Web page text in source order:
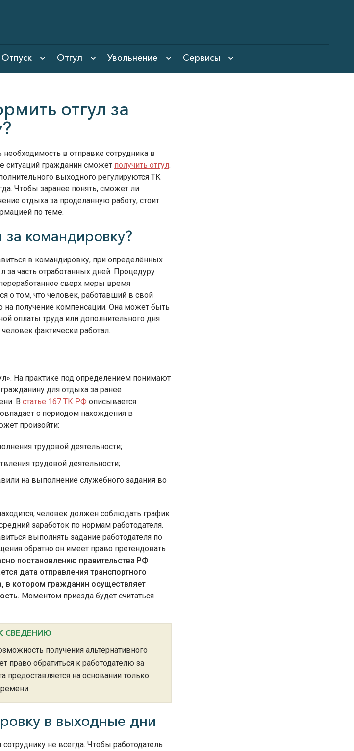
Отпуск Отгул Увольнение Сервисы
отгул за
в отправке сотрудника в
ситуаций гражданин сможет получить отгул.
выходного регулируются ТК
Чтобы заранее понять, сможет ли
отдыха за проделанную работу, стоит
по теме.
командировку?
в командировку, при определённых
за часть отработанных дней. Процедуру
сверх меры время
о том, что человек, работавший в свой
получение компенсации. Она может быть
оплаты труда или дополнительного дня
фактически работал.
На практике под определением понимают
для отдыха за ранее
В статье 167 ТК РФ описывается
с периодом нахождения в
произойти:
трудовой деятельности;
трудовой деятельности;
на выполнение служебного задания во
человек должен соблюдать график
заработок по нормам работодателя.
выполнять задание работодателя по
обратно он имеет право претендовать
постановлению правительства РФ
дата отправления транспортного
в котором гражданин осуществляет
Моментом приезда будет считаться
СВЕДЕНИЮ
получения альтернативного
право обратиться к работодателю за
предоставляется на основании только
в выходные дни
не всегда. Чтобы работодатель